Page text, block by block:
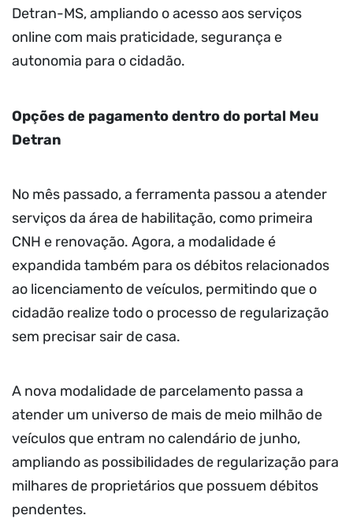
Detran-MS, ampliando o acesso aos serviços
online com mais praticidade, segurança e
autonomia para o cidadão.
Opções de pagamento dentro do portal Meu
Detran
No mês passado, a ferramenta passou a atender
serviços da área de habilitação, como primeira
CNH e renovação. Agora, a modalidade é
expandida também para os débitos relacionados
ao licenciamento de veículos, permitindo que o
cidadão realize todo o processo de regularização
sem precisar sair de casa.
A nova modalidade de parcelamento passa a
atender um universo de mais de meio milhão de
veículos que entram no calendário de junho,
ampliando as possibilidades de regularização para
milhares de proprietários que possuem débitos
pendentes.